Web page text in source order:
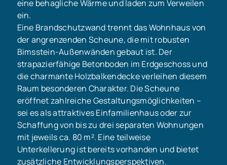
eine behagliche Wärme und laden zum Verweilen
ein.
Eine Brandschutzwand trennt das Wohnhaus von
der angrenzenden Scheune, die mit robusten
Bimsstein-Außenwänden gebaut ist. Der
strapazierfähige Betonboden im Erdgeschoss und
die charmante Holzbalkendecke verleihen diesem
Raum besonderen Charakter. Die Scheune
eröffnet zahlreiche Gestaltungsmöglichkeiten –
sei es als attraktives Einfamilienhaus oder zur
Schaffung von bis zu drei separaten Wohnungen
mit jeweils ca. 80 m². Eine teilweise
Unterkellerung ist bereits vorhanden und bietet
zusätzliche Entwicklungsperspektiven.